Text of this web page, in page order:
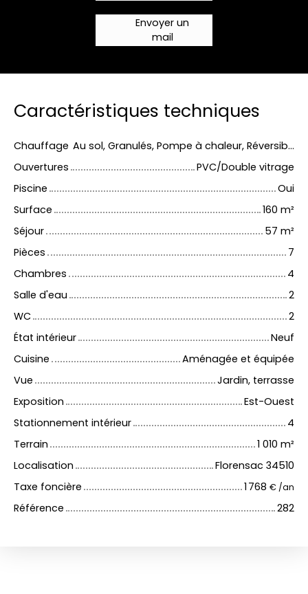
Envoyer un
mail
Caractéristiques techniques
Chauffage
Au sol, Granulés, Pompe à chaleur, Réversible, Solaire/Individuel
Ouvertures
PVC/Double vitrage
Piscine
Oui
Surface
160 m²
Séjour
57 m²
Pièces
7
Chambres
4
Salle d'eau
2
WC
2
État intérieur
Neuf
Cuisine
Aménagée et équipée
Vue
Jardin, terrasse
Exposition
Est-Ouest
Stationnement intérieur
4
Terrain
1 010 m²
Localisation
Florensac 34510
Taxe foncière
1 768 € /an
Référence 282